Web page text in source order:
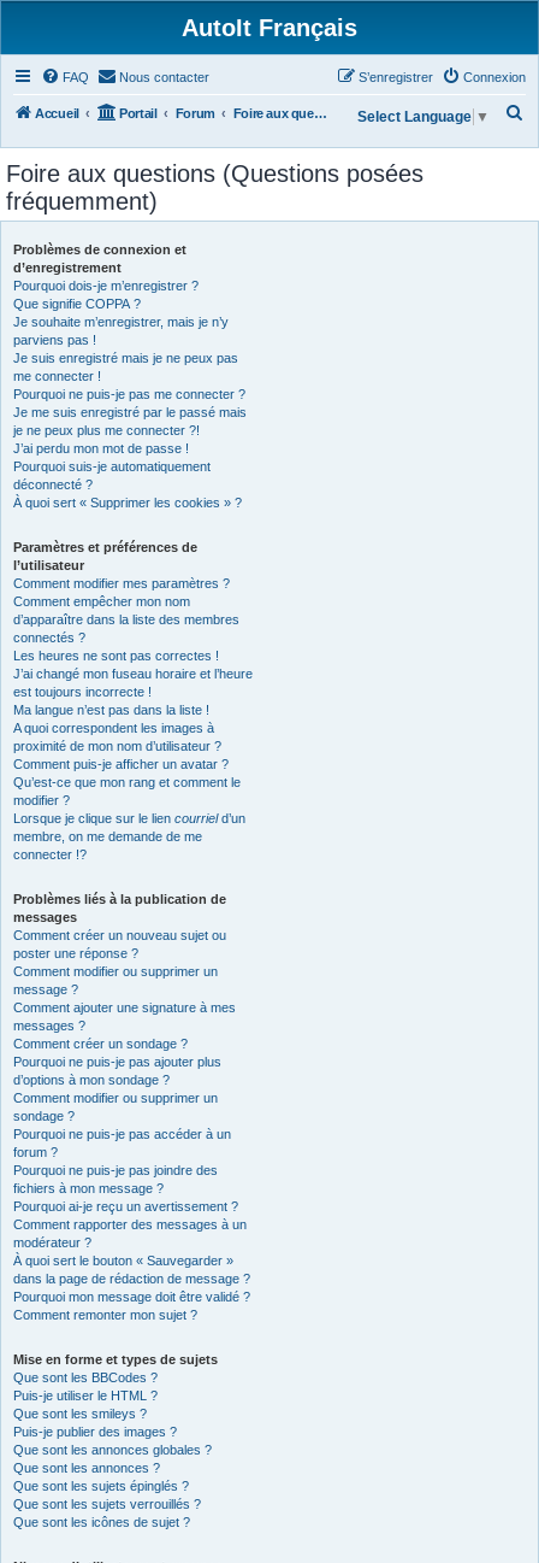
AutoIt Français
FAQ Nous contacter Connexion
S’enregistrer
Accueil Portail Forum Foire aux questions (Questions posées fréquemment) Select Language ▼
Foire aux questions (Questions posées
fréquemment)
Problèmes de connexion et
d’enregistrement
Pourquoi dois-je m’enregistrer ?
Que signifie COPPA ?
Je souhaite m’enregistrer, mais je n’y
parviens pas !
Je suis enregistré mais je ne peux pas
me connecter !
Pourquoi ne puis-je pas me connecter ?
Je me suis enregistré par le passé mais
je ne peux plus me connecter ?!
J’ai perdu mon mot de passe !
Pourquoi suis-je automatiquement
déconnecté ?
À quoi sert « Supprimer les cookies » ?
Paramètres et préférences de
l’utilisateur
Comment modifier mes paramètres ?
Comment empêcher mon nom
d’apparaître dans la liste des membres
connectés ?
Les heures ne sont pas correctes !
J’ai changé mon fuseau horaire et l’heure
est toujours incorrecte !
Ma langue n’est pas dans la liste !
A quoi correspondent les images à
proximité de mon nom d’utilisateur ?
Comment puis-je afficher un avatar ?
Qu’est-ce que mon rang et comment le
modifier ?
Lorsque je clique sur le lien courrield’un
membre, on me demande de me
connecter !?
Problèmes liés à la publication de
messages
Comment créer un nouveau sujet ou
poster une réponse ?
Comment modifier ou supprimer un
message ?
Comment ajouter une signature à mes
messages ?
Comment créer un sondage ?
Pourquoi ne puis-je pas ajouter plus
d’options à mon sondage ?
Comment modifier ou supprimer un
sondage ?
Pourquoi ne puis-je pas accéder à un
forum ?
Pourquoi ne puis-je pas joindre des
fichiers à mon message ?
Pourquoi ai-je reçu un avertissement ?
Comment rapporter des messages à un
modérateur ?
À quoi sert le bouton « Sauvegarder »
dans la page de rédaction de message ?
Pourquoi mon message doit être validé ?
Comment remonter mon sujet ?
Mise en forme et types de sujets
Que sont les BBCodes ?
Puis-je utiliser le HTML ?
Que sont les smileys ?
Puis-je publier des images ?
Que sont les annonces globales ?
Que sont les annonces ?
Que sont les sujets épinglés ?
Que sont les sujets verrouillés ?
Que sont les icônes de sujet ?